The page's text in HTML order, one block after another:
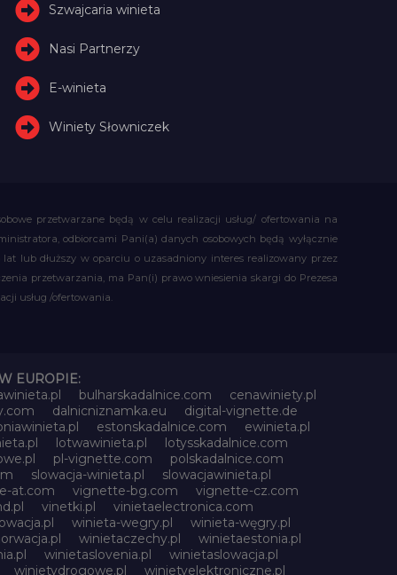
Szwajcaria winieta
Nasi Partnerzy
E-winieta
Winiety Słowniczek
przetwarzane będą w celu realizacji usług/ ofertowania na
odbiorcami Pani(a) danych osobowych będą wyłącznie
lub dłuższy w oparciu o uzasadniony interes realizowany przez
przetwarzania, ma Pan(i) prawo wniesienia skargi do Prezesa
usług /ofertowania.
EUROPIE:
bulharskadalnice.com
cenawiniety.pl
dalnicniznamka.eu
digital-vignette.de
estonskadalnice.com
ewinieta.pl
lotwawinieta.pl
lotysskadalnice.com
pl-vignette.com
polskadalnice.com
slowacja-winieta.pl
slowacjawinieta.pl
at.com vignette-bg.com
vignette-cz.com
vinetki.pl
vinietaelectronica.com
winieta-wegry.pl
winieta-węgry.pl
winietaczechy.pl
winietaestonia.pl
winietaslovenia.pl
winietaslowacja.pl
winietydrogowe.pl winietyelektroniczne.pl